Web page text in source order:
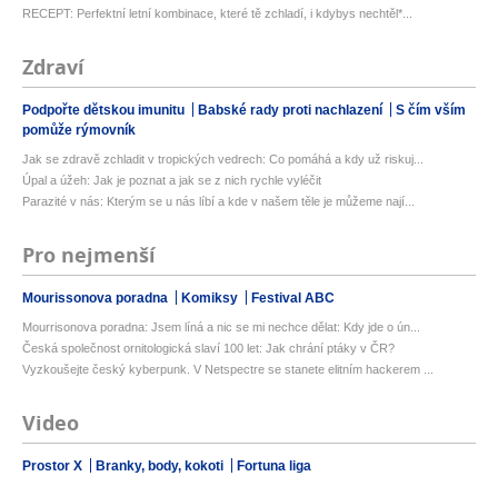
RECEPT: Perfektní letní kombinace, které tě zchladí, i kdybys nechtěl*...
Zdraví
Podpořte dětskou imunitu Babské rady proti nachlazení
S čím vším
pomůže rýmovník
Jak se zdravě zchladit v tropických vedrech: Co pomáhá a kdy už riskuj...
Úpal a úžeh: Jak je poznat a jak se z nich rychle vyléčit
Parazité v nás: Kterým se u nás líbí a kde v našem těle je můžeme nají...
Pro nejmenší
Mourissonova poradna Komiksy Festival ABC
Mourrisonova poradna: Jsem líná a nic se mi nechce dělat: Kdy jde o ún...
Česká společnost ornitologická slaví 100 let: Jak chrání ptáky v ČR?
Vyzkoušejte český kyberpunk. V Netspectre se stanete elitním hackerem ...
Video
Prostor X Branky, body, kokoti Fortuna liga